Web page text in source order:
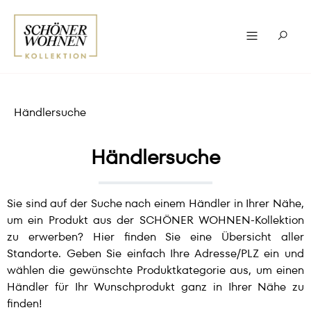
Händlersuche
Händlersuche
Sie sind auf der Suche nach einem Händler in Ihrer Nähe,
um ein Produkt aus der SCHÖNER WOHNEN-Kollektion
zu erwerben? Hier finden Sie eine Übersicht aller
Standorte. Geben Sie einfach Ihre Adresse/PLZ ein und
wählen die gewünschte Produktkategorie aus, um einen
Händler für Ihr Wunschprodukt ganz in Ihrer Nähe zu
finden!